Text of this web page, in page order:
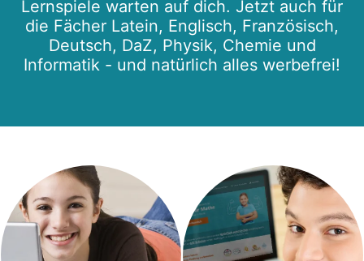
Lernspiele warten auf dich. Jetzt auch für
die Fächer Latein, Englisch, Französisch,
Deutsch, DaZ, Physik, Chemie und
Informatik - und natürlich alles werbefrei!